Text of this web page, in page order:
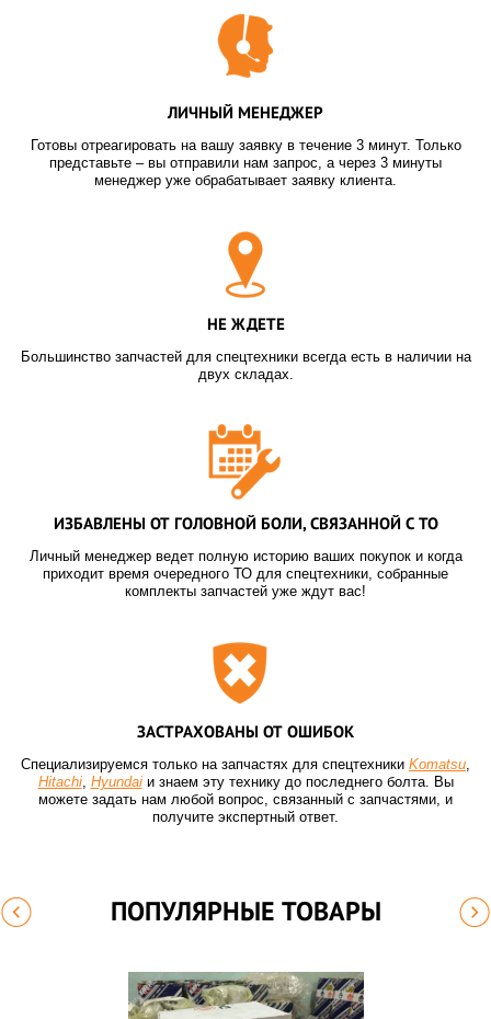
ЛИЧНЫЙ МЕНЕДЖЕР
Готовы отреагировать на вашу заявку в течение 3 минут. Только
представьте – вы отправили нам запрос, а через 3 минуты
менеджер уже обрабатывает заявку клиента.
НЕ ЖДЕТЕ
Большинство запчастей для спецтехники всегда есть в наличии на
двух складах.
ИЗБАВЛЕНЫ ОТ ГОЛОВНОЙ БОЛИ, СВЯЗАННОЙ С ТО
Личный менеджер ведет полную историю ваших покупок и когда
приходит время очередного ТО для спецтехники, собранные
комплекты запчастей уже ждут вас!
ЗАСТРАХОВАНЫ ОТ ОШИБОК
Специализируемся только на запчастях для спецтехники Komatsu,
Hitachi, Hyundaiи знаем эту технику до последнего болта. Вы
можете задать нам любой вопрос, связанный с запчастями, и
получите экспертный ответ.
ПОПУЛЯРНЫЕ ТОВАРЫ